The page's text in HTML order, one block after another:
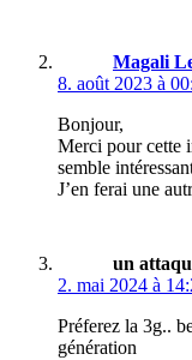
Magali
8. août 2023 à
Bonjour,
Merci pour cette
semble
J’en ferai une
un
2. mai 2024 à
Préferez la 3g..
génération